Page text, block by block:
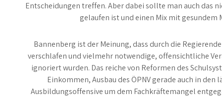
Entscheidungen treffen. Aber dabei sollte man auch das
gelaufen ist und einen Mix mit gesundem
Bannenberg ist der Meinung, dass durch die
verschlafen und vielmehr notwendige, offensichtliche
ignoriert wurden. Das reiche von Reformen des
Einkommen, Ausbau des ÖPNV gerade auch in
Ausbildungsoffensive um dem Fachkräftemangel